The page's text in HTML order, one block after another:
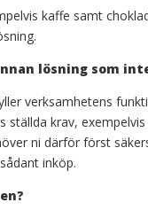
kaffe samt
lösning som
verksamhetens
krav,
ni därför först
inköp.